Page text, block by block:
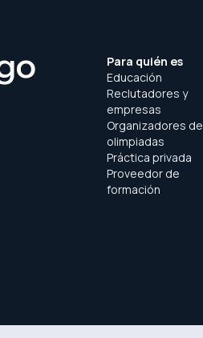
Para quién es
Educación
Reclutadores y
empresas
Organizadores de
olimpiadas
Práctica privada
Proveedor de
formación